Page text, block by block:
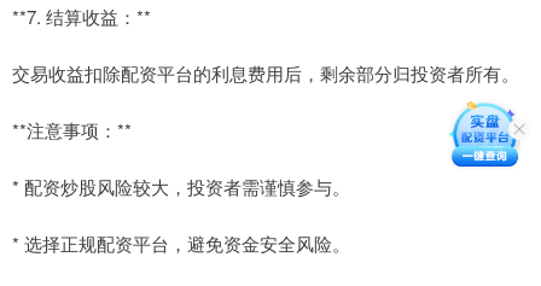
**7. 结算收益：**
交易收益扣除配资平台的利息费用后，剩余部分归投资者所有。
**注意事项：**
* 配资炒股风险较大，投资者需谨慎参与。
* 选择正规配资平台，避免资金安全风险。